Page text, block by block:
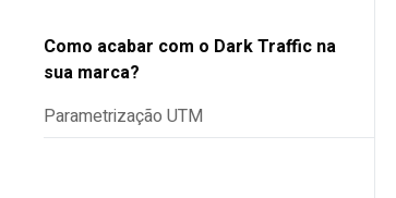
Como acabar com o Dark Traffic na
sua marca?
Parametrização UTM